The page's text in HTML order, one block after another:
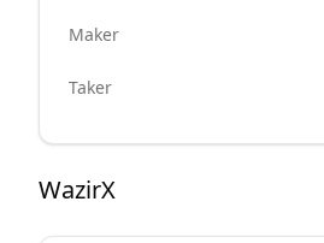
Maker
Taker
WazirX